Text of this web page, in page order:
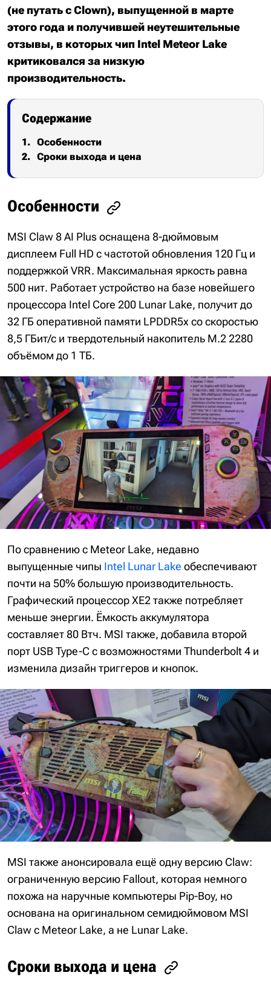
(не путать с Clown), выпущенной в марте
этого года и получившей неутешительные
отзывы, в которых чип Intel Meteor Lake
критиковался за низкую
производительность.
Содержание
Особенности
Сроки выхода и цена
Особенности
MSI Claw 8 AI Plus оснащена 8-дюймовым
дисплеем Full HD с частотой обновления 120 Гц и
поддержкой VRR. Максимальная яркость равна
500 нит. Работает устройство на базе новейшего
процессора Intel Core 200 Lunar Lake, получит до
32 ГБ оперативной памяти LPDDR5x со скоростью
8,5 ГБит/с и твердотельный накопитель M.2 2280
объёмом до 1 ТБ.
По сравнению с Meteor Lake, недавно
выпущенные чипы Intel Lunar Lake обеспечивают
почти на 50% большую производительность.
Графический процессор XE2 также потребляет
меньше энергии. Ёмкость аккумулятора
составляет 80 Втч. MSI также, добавила второй
порт USB Type-C с возможностями Thunderbolt 4 и
изменила дизайн триггеров и кнопок.
MSI также анонсировала ещё одну версию Claw:
ограниченную версию Fallout, которая немного
похожа на наручные компьютеры Pip-Boy, но
основана на оригинальном семидюймовом MSI
Claw с Meteor Lake, а не Lunar Lake.
Сроки выхода и цена